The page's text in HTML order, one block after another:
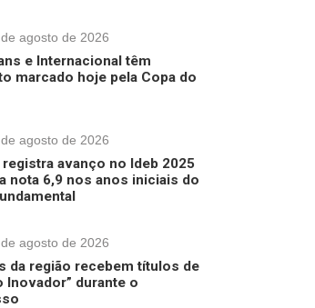
agosto de 2026
e Internacional têm
marcado hoje pela Copa do
agosto de 2026
registra avanço no Ideb 2025
nota 6,9 nos anos iniciais do
agosto de 2026
da região recebem títulos de
Inovador” durante o